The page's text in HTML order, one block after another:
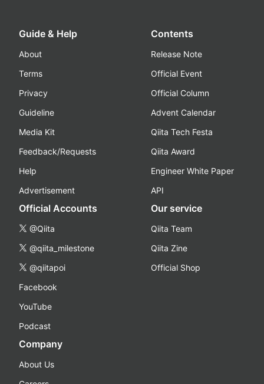
Guide & Help
About
Terms
Privacy
Guideline
Media Kit
Feedback/Requests
Help
Advertisement
Contents
Release Note
Official Event
Official Column
Advent Calendar
Qiita Tech Festa
Qiita Award
Engineer White Paper
API
Official Accounts
@Qiita
@qiita_milestone
@qiitapoi
Facebook
YouTube
Podcast
Our service
Qiita Team
Qiita Zine
Official Shop
Company
About Us